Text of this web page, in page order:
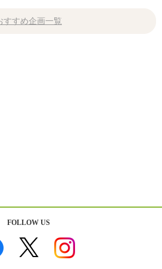
すすめ企画一覧
FOLLOW US